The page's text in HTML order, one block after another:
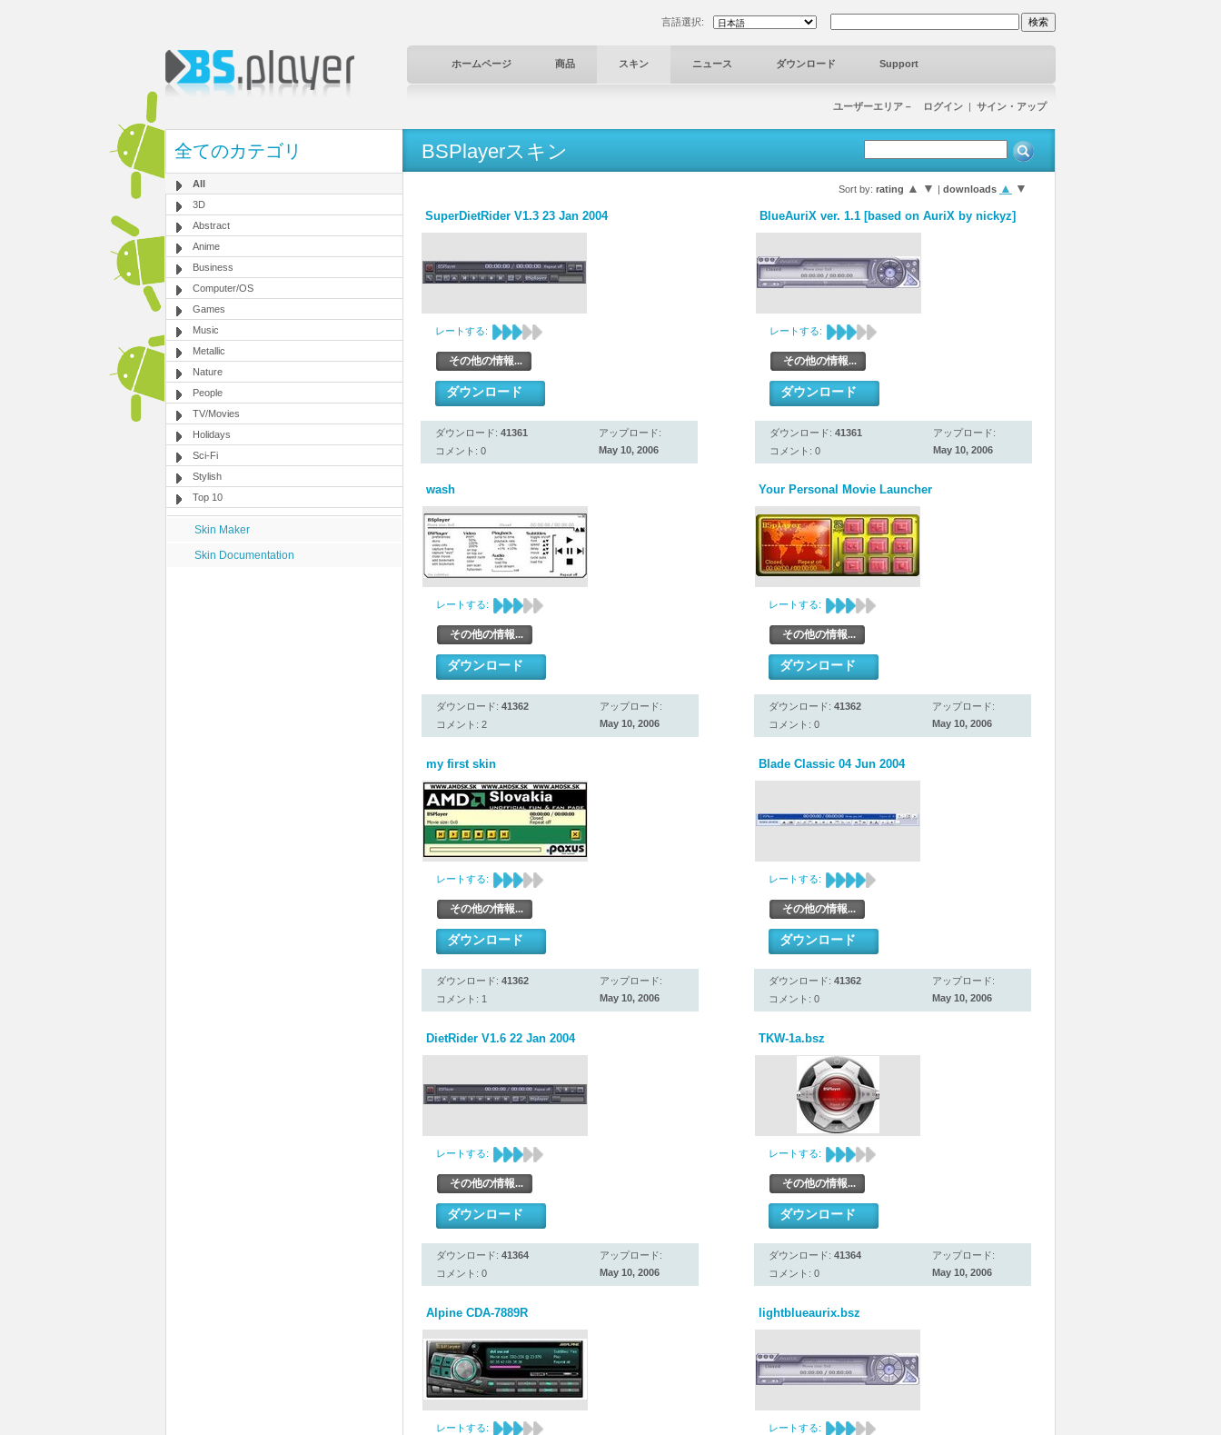
言語選択:
ホームページ 商品 スキン ニュース ダウンロード Support
ユーザーエリア－ ログイン | サイン・アップ
全てのカテゴリ
All
3D
Abstract
Anime
Business
Computer/OS
Games
Music
Metallic
Nature
People
TV/Movies
Holidays
Sci-Fi
Stylish
Top 10
Skin Maker
Skin Documentation
BSPlayerスキン
Sort by: rating ▲ ▼ | downloads ▲ ▼
SuperDietRider V1.3 23 Jan 2004
レートする:
その他の情報...
ダウンロード
ダウンロード: 41361
コメント: 0
アップロード:
May 10, 2006
BlueAuriX ver. 1.1 [based on AuriX by nickyz]
レートする:
その他の情報...
ダウンロード
ダウンロード: 41361
コメント: 0
アップロード:
May 10, 2006
wash
レートする:
その他の情報...
ダウンロード
ダウンロード: 41362
コメント: 2
アップロード:
May 10, 2006
Your Personal Movie Launcher
レートする:
その他の情報...
ダウンロード
ダウンロード: 41362
コメント: 0
アップロード:
May 10, 2006
my first skin
レートする:
その他の情報...
ダウンロード
ダウンロード: 41362
コメント: 1
アップロード:
May 10, 2006
Blade Classic 04 Jun 2004
レートする:
その他の情報...
ダウンロード
ダウンロード: 41362
コメント: 0
アップロード:
May 10, 2006
DietRider V1.6 22 Jan 2004
レートする:
その他の情報...
ダウンロード
ダウンロード: 41364
コメント: 0
アップロード:
May 10, 2006
TKW-1a.bsz
レートする:
その他の情報...
ダウンロード
ダウンロード: 41364
コメント: 0
アップロード:
May 10, 2006
Alpine CDA-7889R
レートする:
lightblueaurix.bsz
レートする: